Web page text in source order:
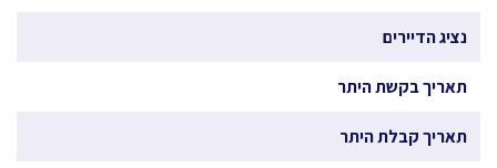
נציג הדיירים
תאריך בקשת היתר
תאריך קבלת היתר